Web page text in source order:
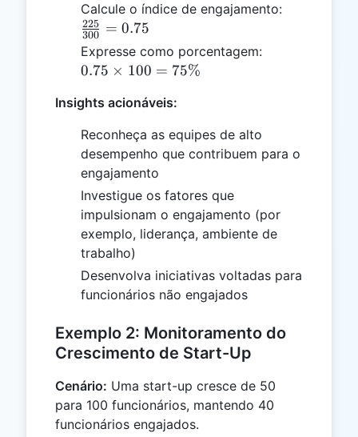
Calcule o índice de engajamento:
300
225 = 0.75
Expresse como porcentagem:
0.75 × 100 = 75%
Insights acionáveis:
Reconheça as equipes de alto
desempenho que contribuem para o
engajamento
Investigue os fatores que
impulsionam o engajamento (por
exemplo, liderança, ambiente de
trabalho)
Desenvolva iniciativas voltadas para
funcionários não engajados
Exemplo 2: Monitoramento do
Crescimento de Start-Up
Cenário: Uma start-up cresce de 50
para 100 funcionários, mantendo 40
funcionários engajados.